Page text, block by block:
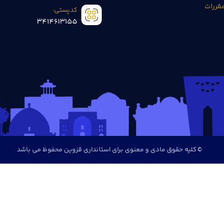
کدپستی:
3414613155
© کلیه حقوق مادی و معنوی برای استانداری قزوین محفوظ می باشد